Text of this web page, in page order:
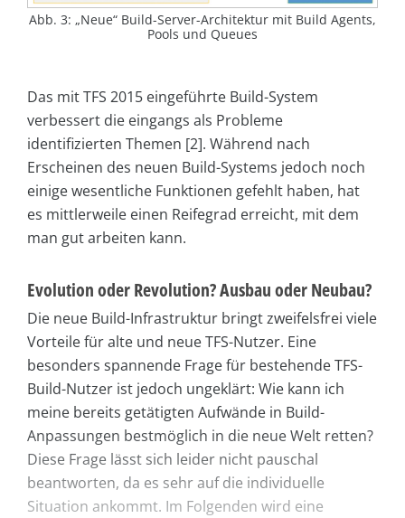
Abb. 3: „Neue“ Build-Server-Architektur mit Build Agents,
Pools und Queues
Das mit TFS 2015 eingeführte Build-System
verbessert die eingangs als Probleme
identifizierten Themen [2]. Während nach
Erscheinen des neuen Build-Systems jedoch noch
einige wesentliche Funktionen gefehlt haben, hat
es mittlerweile einen Reifegrad erreicht, mit dem
man gut arbeiten kann.
Evolution oder Revolution? Ausbau oder Neubau?
Die neue Build-Infrastruktur bringt zweifelsfrei viele
Vorteile für alte und neue TFS-Nutzer. Eine
besonders spannende Frage für bestehende TFS-
Build-Nutzer ist jedoch ungeklärt: Wie kann ich
meine bereits getätigten Aufwände in Build-
Anpassungen bestmöglich in die neue Welt retten?
Diese Frage lässt sich leider nicht pauschal
beantworten, da es sehr auf die individuelle
Situation ankommt. Im Folgenden wird eine